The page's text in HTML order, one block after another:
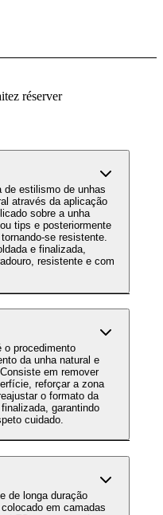
réserver
estilismo de unhas
através da aplicação
sobre a unha
tips e posteriormente
se resistente.
e finalizada,
resistente e com
o procedimento
da unha natural e
em remover
reforçar a zona
o formato da
garantindo
cuidado.
de longa duração
em camadas